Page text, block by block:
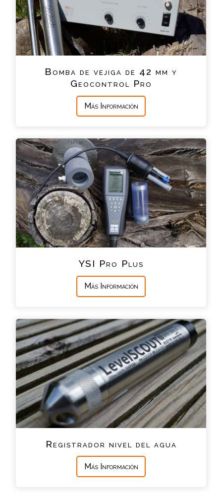
Bomba de vejiga de 42 mm y
Geocontrol Pro
Más Información
YSI Pro Plus
Más Información
Registrador nivel del agua
Más Información